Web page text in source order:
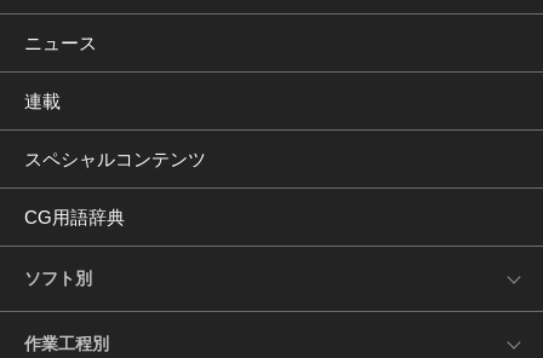
ニュース
連載
スペシャルコンテンツ
CG用語辞典
ソフト別
作業工程別